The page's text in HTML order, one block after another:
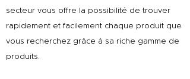
secteur vous offre la possibilité de trouver
rapidement et facilement chaque produit que
vous recherchez grâce à sa riche gamme de
produits.